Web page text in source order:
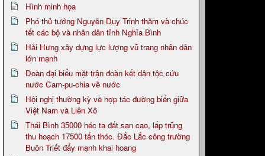
Hình minh họa
Phó thủ tướng Nguyễn Duy Trinh thăm và chúc
tết các bộ và nhân dân tỉnh Nghĩa Bình
Hải Hưng xây dựng lực lượng vũ trang nhân dân
lớn mạnh
Đoàn đại biểu mặt trận đoàn kết dân tộc cứu
nước Cam-pu-chia về nước
Hội nghị thường kỳ về hợp tác đường biển giữa
Việt Nam và Liên Xô
Thái Bình 35000 héc ta đất san cao, lấp trũng
thu hoạch 17500 tấn thóc. Đắc Lắc công trường
Buôn Triết đẩy mạnh khai hoang